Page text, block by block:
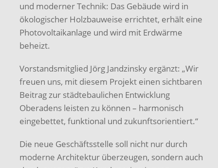
und moderner Technik: Das Gebäude wird in
ökologischer Holzbauweise errichtet, erhält eine
Photovoltaikanlage und wird mit Erdwärme
beheizt.
Vorstandsmitglied Jörg Jandzinsky ergänzt: „Wir
freuen uns, mit diesem Projekt einen sichtbaren
Beitrag zur städtebaulichen Entwicklung
Oberadens leisten zu können – harmonisch
eingebettet, funktional und zukunftsorientiert.“
Die neue Geschäftsstelle soll nicht nur durch
moderne Architektur überzeugen, sondern auch